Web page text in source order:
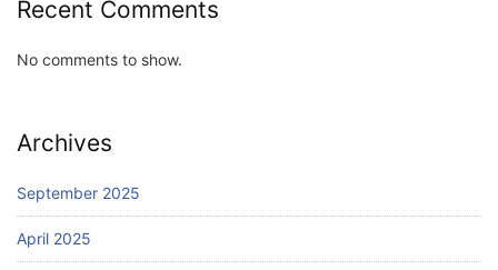
Recent Comments
No comments to show.
Archives
September 2025
April 2025